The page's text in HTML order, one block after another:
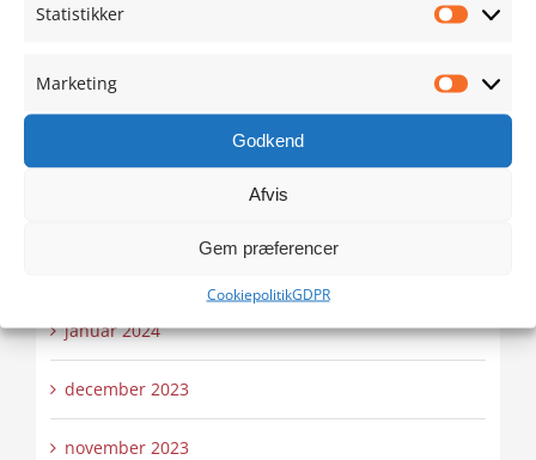
Statistikker
Marketing
Godkend
Afvis
Gem præferencer
CookiepolitikGDPR
maj 2024
januar 2024
december 2023
november 2023